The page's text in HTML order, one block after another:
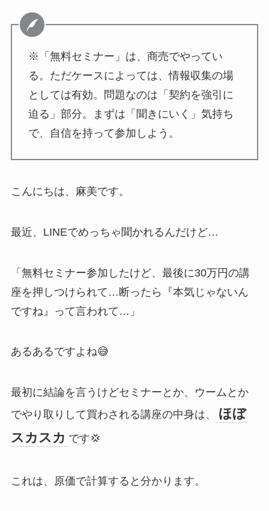
※「無料セミナー」は、商売でやってい
る。ただケースによっては、情報収集の場
としては有効。問題なのは「契約を強引に
迫る」部分。まずは「聞きにいく」気持ち
で、自信を持って参加しよう。
こんにちは、麻美です。
最近、LINEでめっちゃ聞かれるんだけど…
「無料セミナー参加したけど、最後に30万円の講
座を押しつけられて…断ったら『本気じゃないん
ですね』って言われて…」
あるあるですよね😅
最初に結論を言うけどセミナーとか、ウームとか
でやり取りして買わされる講座の中身は、
ほぼ
スカスカ です💢
これは、原価で計算すると分かります。